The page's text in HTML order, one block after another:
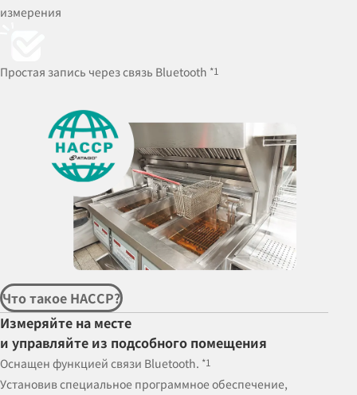
измерения
Простая запись через связь Bluetooth *1
Что такое HACCP?
Измеряйте на месте
и управляйте из подсобного помещения
Оснащен функцией связи Bluetooth. *1
Установив специальное программное обеспечение,